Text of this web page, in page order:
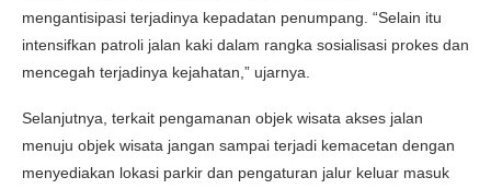
mengantisipasi terjadinya kepadatan penumpang. “Selain itu
intensifkan patroli jalan kaki dalam rangka sosialisasi prokes dan
mencegah terjadinya kejahatan,” ujarnya.
Selanjutnya, terkait pengamanan objek wisata akses jalan
menuju objek wisata jangan sampai terjadi kemacetan dengan
menyediakan lokasi parkir dan pengaturan jalur keluar masuk